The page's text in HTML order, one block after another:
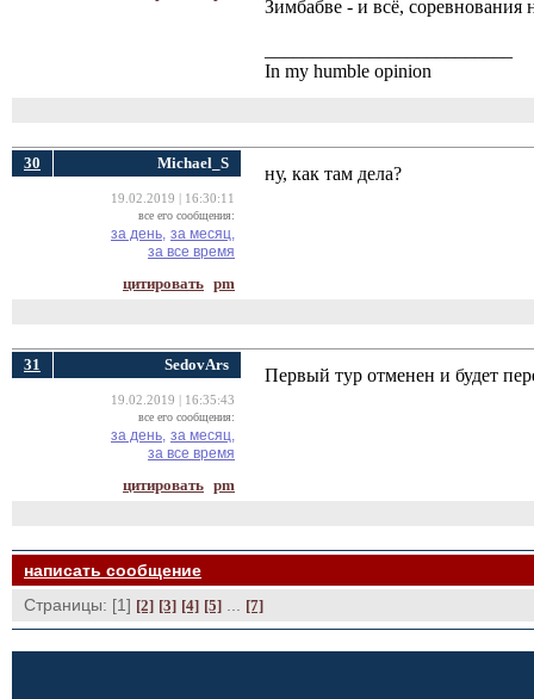
Зимбабве - и всё, соревнования
In my humble opinion
30 Michael_S
19.02.2019 | 16:30:11
все его сообщения:
за день, за месяц,
за все время
цитировать pm
ну, как там дела?
31 SedovArs
19.02.2019 | 16:35:43
все его сообщения:
за день, за месяц,
за все время
цитировать pm
Первый тур отменен и будет
написать сообщение
Страницы: [1] [2] [3] [4] [5] [7]